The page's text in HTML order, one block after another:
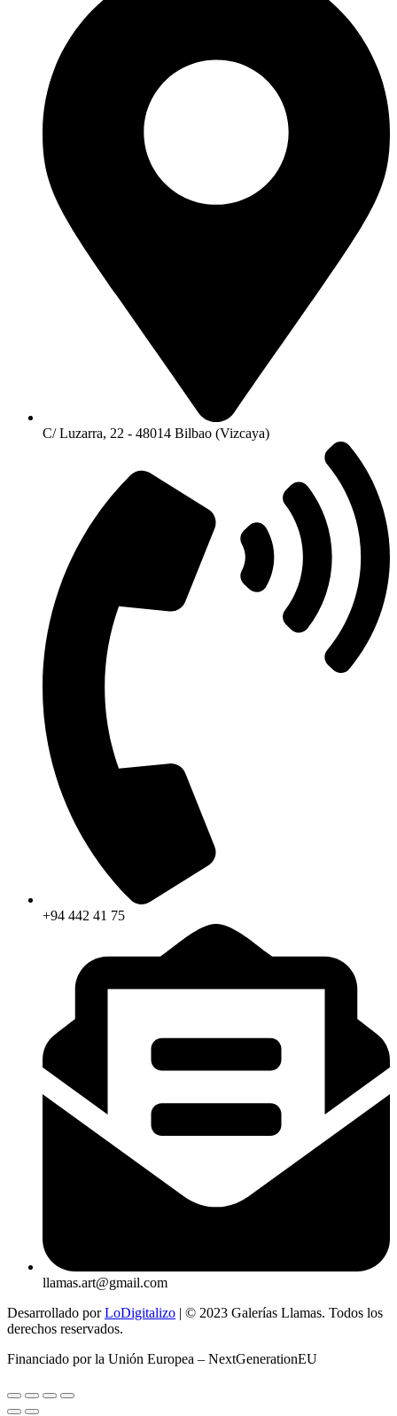
C/ Luzarra, 22 - 48014 Bilbao (Vizcaya)
+94 442 41 75
llamas.art@gmail.com
Desarrollado porLoDigitalizo | © 2023 Galerías Llamas. Todos los
derechos reservados.
Financiado por la Unión Europea – NextGenerationEU